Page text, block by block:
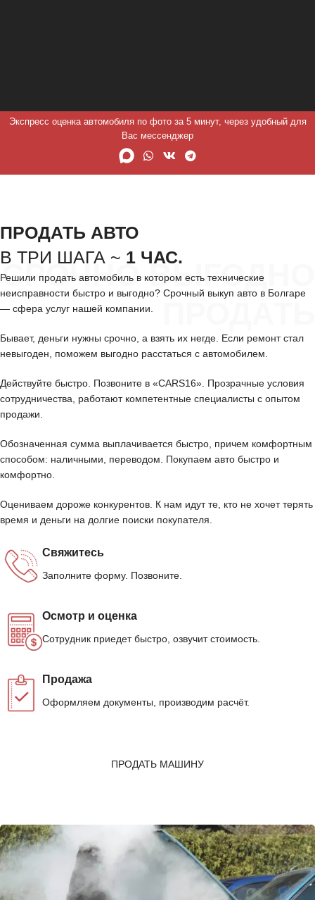
Экспресс оценка автомобиля по фото за 5 минут, через удобный для
Вас мессенджер
СРОЧНО ВЫГОДНО
ПРОДАТЬ АВТО
В ТРИ ШАГА ~ 1 ЧАС.
Решили продать автомобиль в котором есть технические
неисправности быстро и выгодно? Срочный выкуп авто в Болгаре
— сфера услуг нашей компании.
Бывает, деньги нужны срочно, а взять их негде. Если ремонт стал
невыгоден, поможем выгодно расстаться с автомобилем.
Действуйте быстро. Позвоните в «CARS16». Прозрачные условия
сотрудничества, работают компетентные специалисты с опытом
продажи.
Обозначенная сумма выплачивается быстро, причем комфортным
способом: наличными, переводом. Покупаем авто быстро и
комфортно.
Оцениваем дороже конкурентов. К нам идут те, кто не хочет терять
время и деньги на долгие поиски покупателя.
Свяжитесь
Заполните форму. Позвоните.
Осмотр и оценка
Сотрудник приедет быстро, озвучит стоимость.
Продажа
Оформляем документы, производим расчёт.
ПРОДАТЬ МАШИНУ